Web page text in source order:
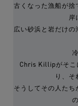
古くなった漁船が
岸
広い砂浜と岩だけ
Chris Killipがそこ
り、そ
そうしてその人た